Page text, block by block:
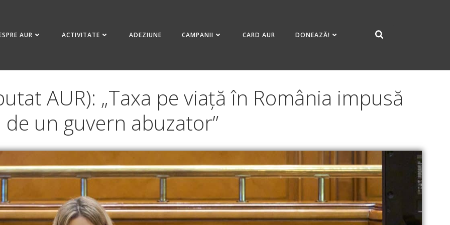
AUR ACTIVITATE ADEZIUNE CAMPANII CARD AUR DONEAZĂ!
AUR): „Taxa pe viață în România impusă
de un guvern abuzator”